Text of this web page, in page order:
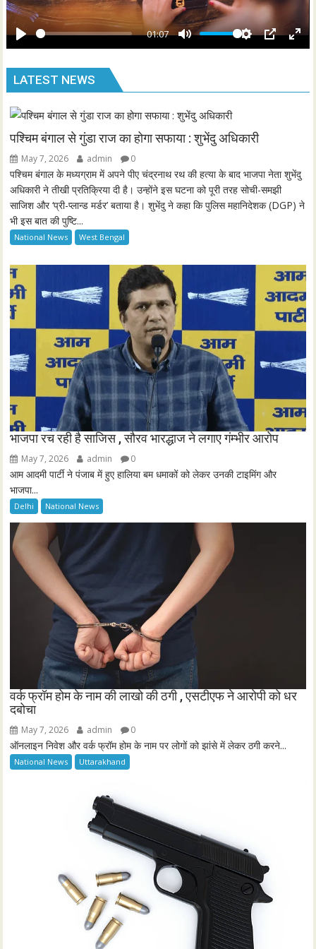
e
e
P
l
a
01:07
M
S
n
s
P
E
l
s
e
n
a
y
LATEST NEWS
पश्चिम बंगाल से गुंडा राज का होगा सफाया : शुभेंदु अधिकारी
May 7, 2026 admin 0
पश्चिम बंगाल के मध्यग्राम में अपने पीए चंद्रनाथ रथ की हत्या के बाद भाजपा नेता शुभेंदु
अधिकारी ने तीखी प्रतिक्रिया दी है। उन्होंने इस घटना को पूरी तरह सोची-समझी
साजिश और ‘प्री-प्लान्ड मर्डर’ बताया है। शुभेंदु ने कहा कि पुलिस महानिदेशक (DGP) ने
भी इस बात की पुष्टि...
National News West Bengal
भाजपा रच रही है साजिस , सौरव भारद्धाज ने लगाए गंम्भीर आरोप
May 7, 2026 admin 0
आम आदमी पार्टी ने पंजाब में हुए हालिया बम धमाकों को लेकर उनकी टाइमिंग और
भाजपा...
Delhi National News
वर्क फ्रॉम होम के नाम की लाखो की ठगी , एसटीएफ ने आरोपी को धर
दबोचा
May 7, 2026 admin 0
ऑनलाइन निवेश और वर्क फ्रॉम होम के नाम पर लोगों को झांसे में लेकर ठगी करने...
National News Uttarakhand